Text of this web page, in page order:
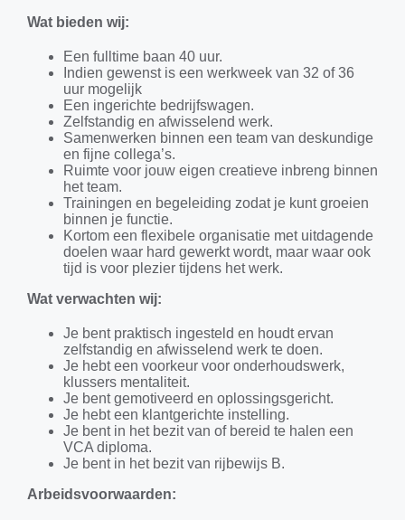
Wat bieden wij:
Een fulltime baan 40 uur.
Indien gewenst is een werkweek van 32 of 36
uur mogelijk
Een ingerichte bedrijfswagen.
Zelfstandig en afwisselend werk.
Samenwerken binnen een team van deskundige
en fijne collega’s.
Ruimte voor jouw eigen creatieve inbreng binnen
het team.
Trainingen en begeleiding zodat je kunt groeien
binnen je functie.
Kortom een flexibele organisatie met uitdagende
doelen waar hard gewerkt wordt, maar waar ook
tijd is voor plezier tijdens het werk.
Wat verwachten wij:
Je bent praktisch ingesteld en houdt ervan
zelfstandig en afwisselend werk te doen.
Je hebt een voorkeur voor onderhoudswerk,
klussers mentaliteit.
Je bent gemotiveerd en oplossingsgericht.
Je hebt een klantgerichte instelling.
Je bent in het bezit van of bereid te halen een
VCA diploma.
Je bent in het bezit van rijbewijs B.
Arbeidsvoorwaarden: